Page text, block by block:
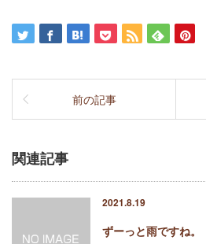
前の記事
関連記事
2021.8.19
ずーっと雨ですね。